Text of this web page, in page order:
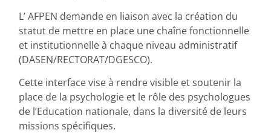
L’ AFPEN demande en liaison avec la création du
statut de mettre en place une chaîne fonctionnelle
et institutionnelle à chaque niveau administratif
(DASEN/RECTORAT/DGESCO).
Cette interface vise à rendre visible et soutenir la
place de la psychologie et le rôle des psychologues
de l’Education nationale, dans la diversité de leurs
missions spécifiques.